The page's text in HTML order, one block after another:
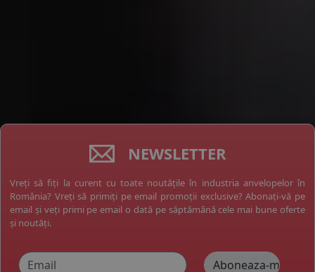
NEWSLETTER
Vreți să fiți la curent cu toate noutățile în industria anvelopelor în
România? Vreți să primiți pe email promoții exclusive? Abonați-vă pe
email și veți primi pe email o dată pe săptămână cele mai bune oferte
și noutăți.